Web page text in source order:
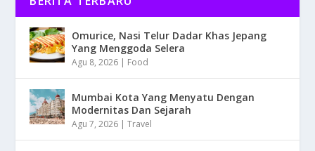
Omurice, Nasi Telur Dadar Khas Jepang
Yang Menggoda Selera
Agu 8, 2026 | Food
Mumbai Kota Yang Menyatu Dengan
Modernitas Dan Sejarah
Agu 7, 2026 |Travel